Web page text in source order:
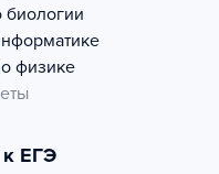
физике
к ЕГЭ